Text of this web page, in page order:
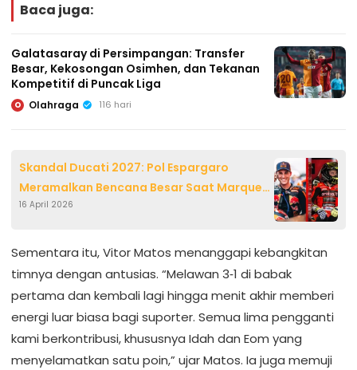
Baca juga:
Galatasaray di Persimpangan: Transfer
Besar, Kekosongan Osimhen, dan Tekanan
Kompetitif di Puncak Liga
O Olahraga 116 hari
Skandal Ducati 2027: Pol Espargaro
Meramalkan Bencana Besar Saat Marquez
dan Acosta Jadi Rekan Setim
16 April 2026
Sementara itu, Vitor Matos menanggapi kebangkitan
timnya dengan antusias. “Melawan 3‑1 di babak
pertama dan kembali lagi hingga menit akhir memberi
energi luar biasa bagi suporter. Semua lima pengganti
kami berkontribusi, khususnya Idah dan Eom yang
menyelamatkan satu poin,” ujar Matos. Ia juga memuji